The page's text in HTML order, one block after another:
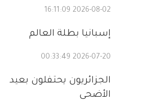
2026-08-02 16:11:09
إسبانيا بطلة العالم
2026-07-20 00:33:49
الجزائريون يحتفلون بعيد
الأضحى